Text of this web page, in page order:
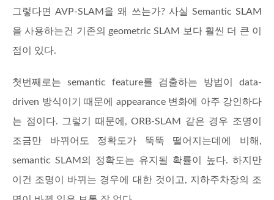
그렇다면 AVP-SLAM을 왜 쓰는가? 사실 Semantic SLAM
을 사용하는건 기존의 geometric SLAM 보다 훨씬 더 큰 이
점이 있다.
첫번째로는 semantic feature를 검출하는 방법이 data-
driven 방식이기 때문에 appearance 변화에 아주 강인하다
는 점이다. 그렇기 때문에, ORB-SLAM 같은 경우 조명이
조금만 바뀌어도 정확도가 뚝뚝 떨어지는데에 비해,
semantic SLAM의 정확도는 유지될 확률이 높다. 하지만
이건 조명이 바뀌는 경우에 대한 것이고, 지하주차장의 조